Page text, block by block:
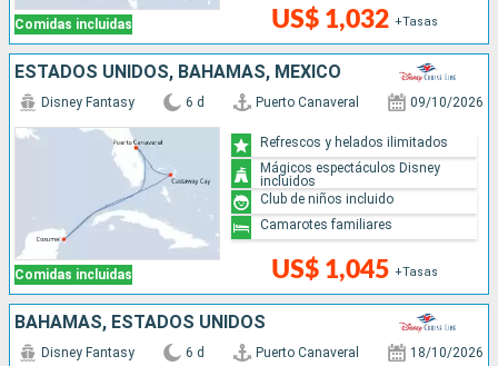
Comidas incluidas US$ 1,032 +Tasas
ESTADOS UNIDOS, BAHAMAS, MÉXICO
Comidas incluidas
Disney Fantasy 6 d Puerto Canaveral 09/10/2026
US$ 1,045 +Tasas
Refrescos y helados ilimitados
Mágicos espectáculos Disney
incluidos
Club de niños incluido
Camarotes familiares
BAHAMAS, ESTADOS UNIDOS
Disney Fantasy 6 d Puerto Canaveral 18/10/2026